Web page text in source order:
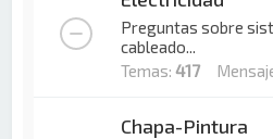
Preguntas sobre
cableado...
Temas:417
Chapa-Pintura